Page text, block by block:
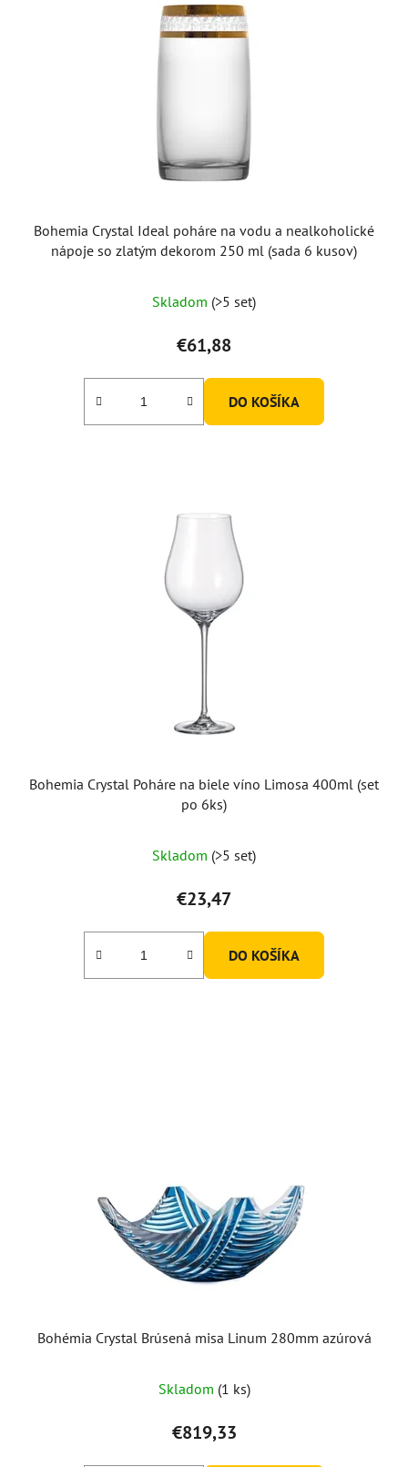
Bohemia Crystal Ideal poháre na vodu a nealkoholické
nápoje so zlatým dekorom 250 ml (sada 6 kusov)
Skladom (>5 set)
€61,88
DO KOŠÍKA
Bohemia Crystal Poháre na biele víno Limosa 400ml (set
po 6ks)
Skladom (>5 set)
€23,47
DO KOŠÍKA
Bohémia Crystal Brúsená misa Linum 280mm azúrová
Skladom (1 ks)
€819,33